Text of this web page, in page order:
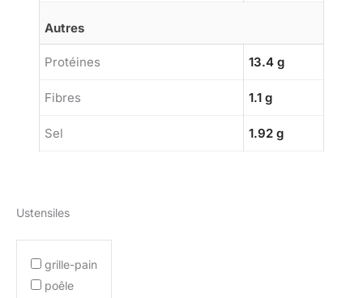
Autres
Protéines 13.4 g
Fibres 1.1 g
Sel 1.92 g
Ustensiles
grille-pain
poêle